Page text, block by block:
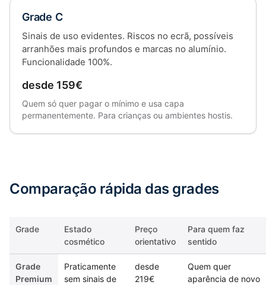
Grade C
Sinais de uso evidentes. Riscos no ecrã, possíveis
arranhões mais profundos e marcas no alumínio.
Funcionalidade 100%.
desde 159€
Quem só quer pagar o mínimo e usa capa
permanentemente. Para crianças ou ambientes hostis.
Comparação rápida das grades
Grade
Estado
cosmético
Preço
orientativo
Para quem faz
sentido
Grade
Premium
Praticamente
sem sinais de
desde
219€
Quem quer
aparência de novo